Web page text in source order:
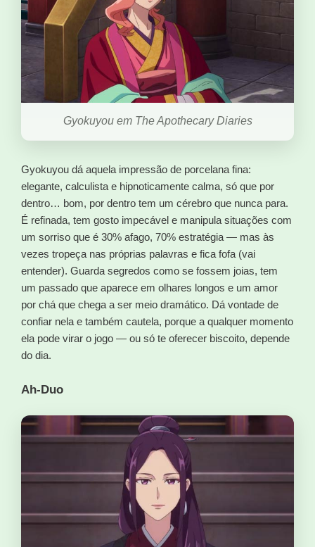
Gyokuyou em The Apothecary Diaries
Gyokuyou dá aquela impressão de porcelana fina:
elegante, calculista e hipnoticamente calma, só que por
dentro… bom, por dentro tem um cérebro que nunca para.
É refinada, tem gosto impecável e manipula situações com
um sorriso que é 30% afago, 70% estratégia — mas às
vezes tropeça nas próprias palavras e fica fofa (vai
entender). Guarda segredos como se fossem joias, tem
um passado que aparece em olhares longos e um amor
por chá que chega a ser meio dramático. Dá vontade de
confiar nela e também cautela, porque a qualquer momento
ela pode virar o jogo — ou só te oferecer biscoito, depende
do dia.
Ah-Duo